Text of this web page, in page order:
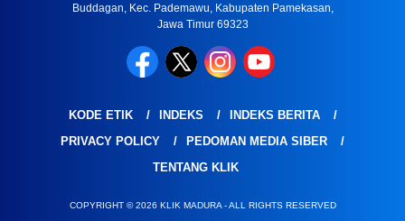
Buddagan, Kec. Pademawu, Kabupaten Pamekasan,
Jawa Timur 69323
KODE ETIK INDEKS
INDEKS BERITA
PRIVACY POLICY
PEDOMAN MEDIA SIBER
TENTANG KLIK
COPYRIGHT © 2026 KLIK MADURA - ALL RIGHTS RESERVED